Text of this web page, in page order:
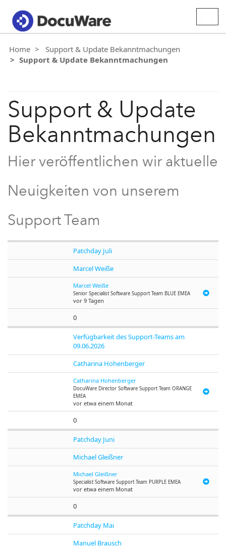
Home
Support & Update Bekanntmachungen
Support & Update Bekanntmachungen
Support & Update
Bekanntmachungen
Hier veröffentlichen wir aktuelle
Neuigkeiten von unserem
Support Team
Patchday Juli
Marcel Weiße
Marcel Weiße
Senior Specialist Software Support Team BLUE EMEA
vor 9 Tagen
0
Verfügbarkeit des Support-Teams am
09.06.2026
Catharina Hohenberger
Catharina Hohenberger
DocuWare Director Software Support Team ORANGE
EMEA
vor etwa einem Monat
0
Patchday Juni
Michael Gleißner
Michael Gleißner
Specialist Software Support Team PURPLE EMEA
vor etwa einem Monat
0
Patchday Mai
Manuel Brausch